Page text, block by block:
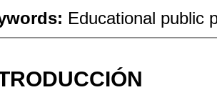
Educational public